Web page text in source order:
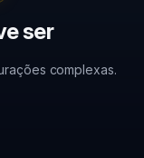
ser
complexas.